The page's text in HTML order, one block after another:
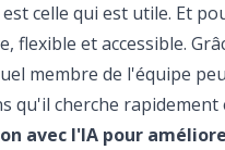
celle qui est utile. Et
flexible et accessible.
membre de l'équipe
qu'il cherche rapidement
avec l'IA pour